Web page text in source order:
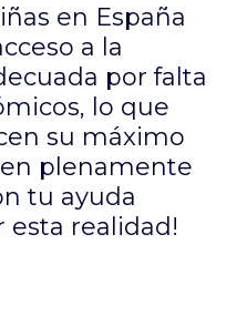
en España
a la
por falta
lo que
su máximo
plenamente
tu ayuda
esta realidad!